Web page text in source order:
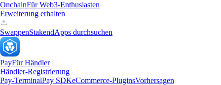
OnchainFür Web3-Enthusiasten
Erweiterung erhalten
SwappenStakendApps durchsuchen
PayFür Händler
Händler-Registrierung
Pay-TerminalPay SDKeCommerce-PluginsVorhersagen